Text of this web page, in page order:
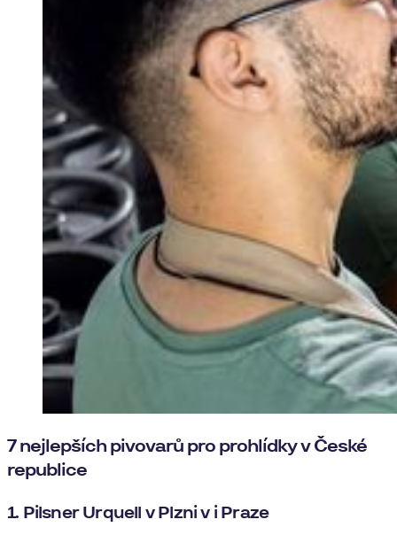
7 nejlepších pivovarů pro prohlídky v České
republice
1. Pilsner Urquell v Plzni v i Praze